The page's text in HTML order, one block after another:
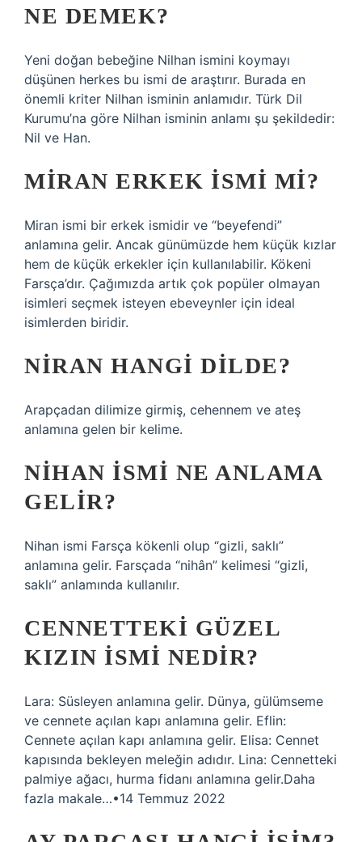
NE DEMEK?
Yeni doğan bebeğine Nilhan ismini koymayı
düşünen herkes bu ismi de araştırır. Burada en
önemli kriter Nilhan isminin anlamıdır. Türk Dil
Kurumu’na göre Nilhan isminin anlamı şu şekildedir:
Nil ve Han.
MIRAN ERKEK ISMI MI?
Miran ismi bir erkek ismidir ve “beyefendi”
anlamına gelir. Ancak günümüzde hem küçük kızlar
hem de küçük erkekler için kullanılabilir. Kökeni
Farsça’dır. Çağımızda artık çok popüler olmayan
isimleri seçmek isteyen ebeveynler için ideal
isimlerden biridir.
NIRAN HANGI DILDE?
Arapçadan dilimize girmiş, cehennem ve ateş
anlamına gelen bir kelime.
NIHAN ISMI NE ANLAMA
GELIR?
Nihan ismi Farsça kökenli olup “gizli, saklı”
anlamına gelir. Farsçada “nihân” kelimesi “gizli,
saklı” anlamında kullanılır.
CENNETTEKI GÜZEL
KIZIN ISMI NEDIR?
Lara: Süsleyen anlamına gelir. Dünya, gülümseme
ve cennete açılan kapı anlamına gelir. Eflin:
Cennete açılan kapı anlamına gelir. Elisa: Cennet
kapısında bekleyen meleğin adıdır. Lina: Cennetteki
palmiye ağacı, hurma fidanı anlamına gelir.Daha
fazla makale…•14 Temmuz 2022